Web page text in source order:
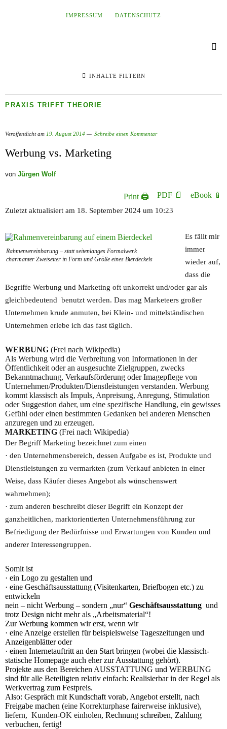
IMPRESSUM DATENSCHUTZ
INHALTE FILTERN
PRAXIS TRIFFT THEORIE
Veröffentlicht am 19. August 2014 Schreibe einen Kommentar
Werbung vs. Marketing
von Jürgen Wolf
Print 🖨 PDF 📄 eBook 📱
Zuletzt aktualisiert am 18. September 2024 um 10:23
Rahmenvereinbarung – statt seitenlanges Formalwerk
charmanter Zweiseiter in Form und Größe eines Bierdeckels
Es fällt mir
immer
wieder auf,
dass die
Begriffe Werbung und Marketing oft unkorrekt und/oder gar als
gleichbedeutend benutzt werden. Das mag Marketeers großer
Unternehmen krude anmuten, bei Klein- und mittelständischen
Unternehmen erlebe ich das fast täglich.
WERBUNG (Frei nach Wikipedia)
Als Werbung wird die Verbreitung von Informationen in der
Öffentlichkeit oder an ausgesuchte Zielgruppen, zwecks
Bekanntmachung, Verkaufsförderung oder Imagepflege von
Unternehmen/Produkten/Dienstleistungen verstanden. Werbung
kommt klassisch als Impuls, Anpreisung, Anregung, Stimulation
oder Suggestion daher, um eine spezifische Handlung, ein gewisses
Gefühl oder einen bestimmten Gedanken bei anderen Menschen
anzuregen und zu erzeugen.
MARKETING (Frei nach Wikipedia)
Der Begriff Marketing bezeichnet zum einen
· den Unternehmensbereich, dessen Aufgabe es ist, Produkte und
Dienstleistungen zu vermarkten (zum Verkauf anbieten in einer
Weise, dass Käufer dieses Angebot als wünschenswert
wahrnehmen);
· zum anderen beschreibt dieser Begriff ein Konzept der
ganzheitlichen, marktorientierten Unternehmensführung zur
Befriedigung der Bedürfnisse und Erwartungen von Kunden und
anderer Interessengruppen.
Somit ist
· ein Logo zu gestalten und
· eine Geschäftsausstattung (Visitenkarten, Briefbogen etc.) zu
entwickeln
nein – nicht Werbung – sondern „nur“ Geschäftsausstattung und
trotz Design nicht mehr als „Arbeitsmaterial“!
Zur Werbung kommen wir erst, wenn wir
· eine Anzeige erstellen für beispielsweise Tageszeitungen und
Anzeigenblätter oder
· einen Internetauftritt an den Start bringen (wobei die klassisch-
statische Homepage auch eher zur Ausstattung gehört).
Projekte aus den Bereichen AUSSTATTUNG und WERBUNG
sind für alle Beteiligten relativ einfach: Realisierbar in der Regel als
Werkvertrag zum Festpreis.
Also: Gespräch mit Kundschaft vorab, Angebot erstellt, nach
Freigabe machen (eine Korrekturphase fairerweise inklusive),
liefern, Kunden-OK einholen, Rechnung schreiben, Zahlung
verbuchen, fertig!